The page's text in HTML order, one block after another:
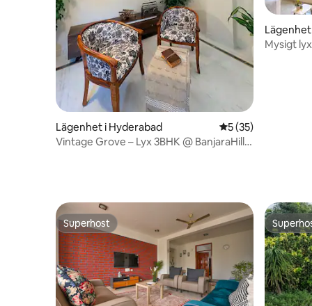
Lägenhet i Hyderabad 5 av 5 i
5 (35)
Vintage Grove – Lyx 3BHK @ BanjaraHills
Mysigt
Superhost
Superhost